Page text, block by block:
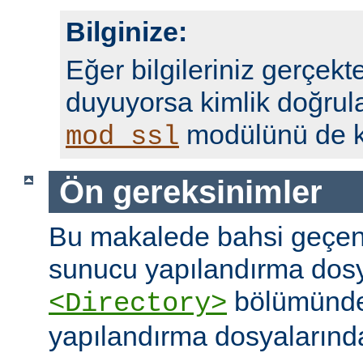
Bilginize:
Eğer bilgileriniz
duyuyorsa kimlik
mod_ssl modülünü de
Ön gereksinimler
Bu makalede bahsi
sunucu yapılandırma
<Directory>
yapılandırma